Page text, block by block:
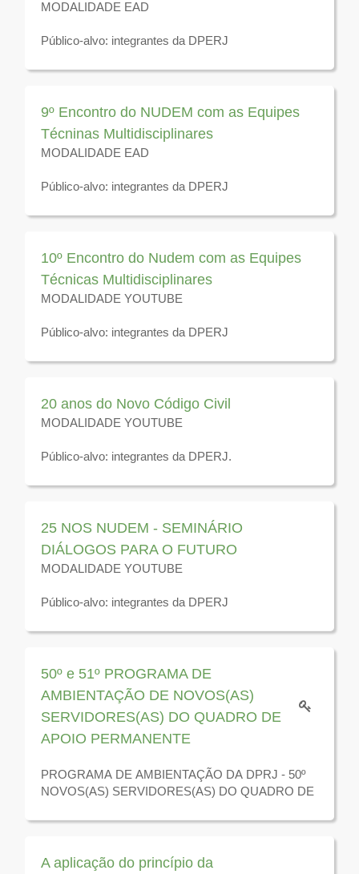
MODALIDADE EAD
Público-alvo: integrantes da DPERJ
Disponível para visualização até 31 de dezembro de
9º Encontro do NUDEM com as Equipes
Técninas Multidisciplinares
MODALIDADE EAD
Público-alvo: integrantes da DPERJ
Disponível para visualização até 31 de dezembro de
10º Encontro do Nudem com as Equipes
Técnicas Multidisciplinares
MODALIDADE YOUTUBE
Público-alvo: integrantes da DPERJ
Disponível para visualização até 31 de dezembro de
20 anos do Novo Código Civil
MODALIDADE YOUTUBE
Público-alvo: integrantes da DPERJ.
Disponível para visualização até 31 de dezembro de
25 NOS NUDEM - SEMINÁRIO
DIÁLOGOS PARA O FUTURO
MODALIDADE YOUTUBE
Público-alvo: integrantes da DPERJ
Disponível para visualização até 31 de dezembro de
50º e 51º PROGRAMA DE
AMBIENTAÇÃO DE NOVOS(AS)
SERVIDORES(AS) DO QUADRO DE
APOIO PERMANENTE
PROGRAMA DE AMBIENTAÇÃO DA DPRJ - 50º
NOVOS(AS) SERVIDORES(AS) DO QUADRO DE
A aplicação do princípio da